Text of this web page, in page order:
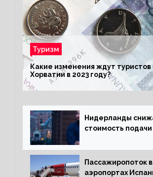
Туризм
Какие изменения ждут туристов
Хорватии в 2023 году?
Нидерланды
стоимость подачи
жительство
Пассажиропоток в
аэропортах